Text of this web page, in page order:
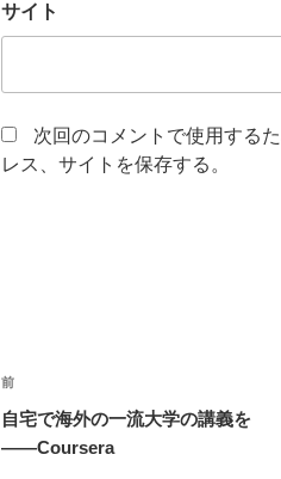
サイト
次回のコメントで使用する
レス、サイトを保存する。
投
稿
ナ
前
の
投
前
自宅で海外の一流大学の講義を
――Coursera